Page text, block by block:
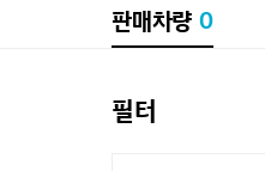
판매차량 0
필터